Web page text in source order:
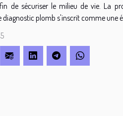
de sécuriser le milieu de vie. La
diagnostic plomb s'inscrit comme une